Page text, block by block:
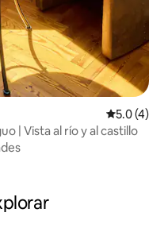
5.0 (4)
| Vista al río y al castillo